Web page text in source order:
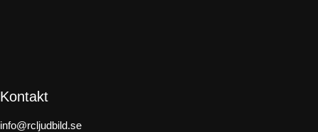
Kontakt
info@rcljudbild.se